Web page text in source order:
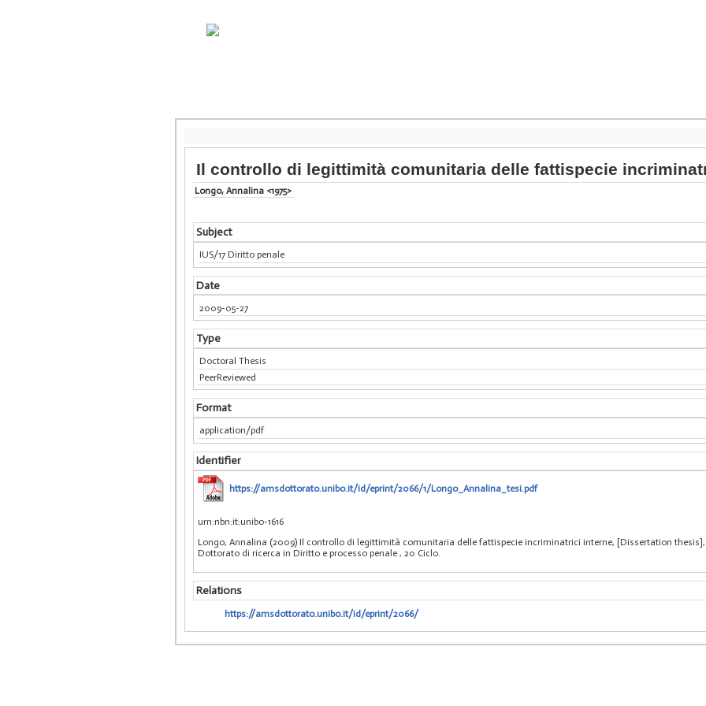
Il controllo di legittimità comunitaria delle fattispecie
Longo, Annalina <1975>
Subject
IUS/17 Diritto penale
Date
2009-05-27
Type
Doctoral Thesis
PeerReviewed
Format
application/pdf
Identifier
https://amsdottorato.unibo.it/id/eprint/2066/1/Longo_Annalina_tesi.pdf
urn:nbn:it:unibo-1616
Longo, Annalina (2009) Il controllo di legittimità comunitaria delle fattispecie incriminatrici interne, [Dissertation
Dottorato di ricerca in Diritto e processo penale , 20 Ciclo.
Relations
https://amsdottorato.unibo.it/id/eprint/2066/